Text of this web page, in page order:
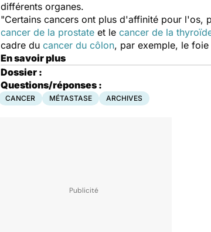
différents organes.
"Certains cancers ont plus d'affinité pour l'os,
cancer de la prostate et le cancer de la
cadre du cancer du côlon, par exemple, le
En savoir plus
Dossier :
Questions/réponses :
CANCER MÉTASTASE ARCHIVES